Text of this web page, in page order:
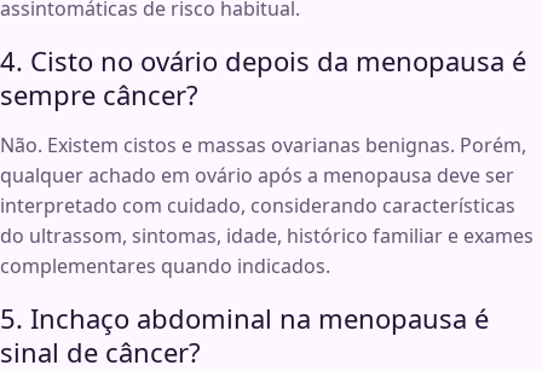
assintomáticas de risco habitual.
4. Cisto no ovário depois da menopausa é
sempre câncer?
Não. Existem cistos e massas ovarianas benignas. Porém,
qualquer achado em ovário após a menopausa deve ser
interpretado com cuidado, considerando características
do ultrassom, sintomas, idade, histórico familiar e exames
complementares quando indicados.
5. Inchaço abdominal na menopausa é
sinal de câncer?